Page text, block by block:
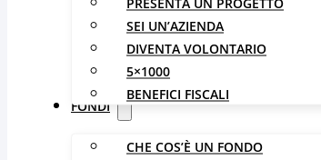
SEI UN’AZIENDA
DIVENTA VOLONTARIO
5×1000
BENEFICI FISCALI
FONDI
CHE COS’È UN FONDO